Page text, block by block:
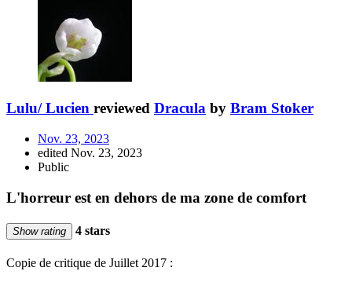
Lulu/ Lucien reviewed Dracula by Bram Stoker
Nov. 23, 2023
edited Nov. 23, 2023
Public
L'horreur est en dehors de ma zone de comfort
Show rating 4 stars
Copie de critique de Juillet 2017 :